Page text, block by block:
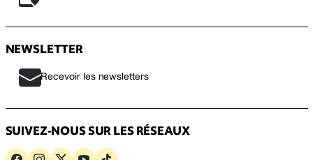
NEWSLETTER
Recevoir les newsletters
SUIVEZ-NOUS SUR LES RÉSEAUX